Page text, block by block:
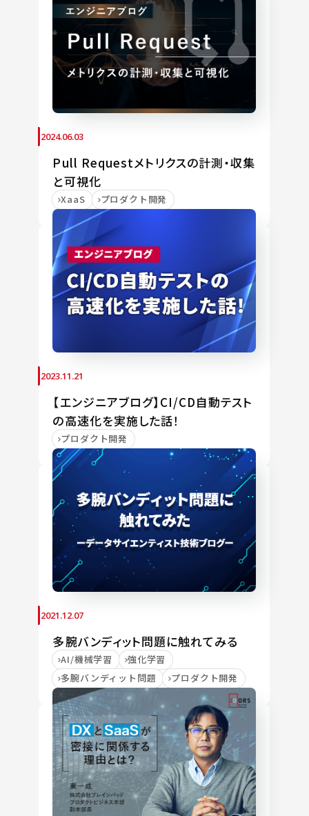
2024.06.03
Pull Requestメトリクスの計測・収集
と可視化
XaaS プロダクト開発
2023.11.21
【エンジニアブログ】CI/CD自動テスト
の高速化を実施した話！
プロダクト開発
2021.12.07
多腕バンディット問題に触れてみる
AI/機械学習
強化学習
多腕バンディット問題
プロダクト開発